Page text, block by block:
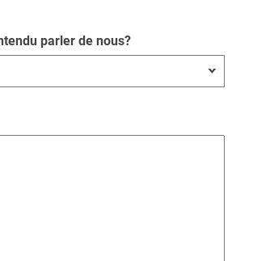
parler de nous?